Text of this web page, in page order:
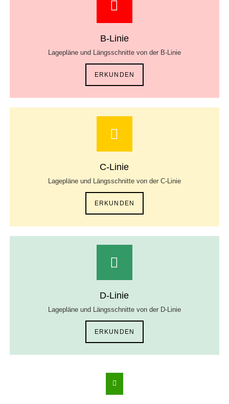
B-Linie
Lagepläne und Längsschnitte von der B-Linie
ERKUNDEN
C-Linie
Lagepläne und Längsschnitte von der C-Linie
ERKUNDEN
D-Linie
Lagepläne und Längsschnitte von der D-Linie
ERKUNDEN